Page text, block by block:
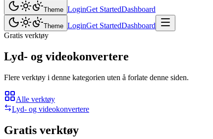
Theme LoginGet StartedDashboard
Theme LoginGet StartedDashboard
Gratis verktøy
Lyd- og videokonvertere
Flere verktøy i denne kategorien uten å forlate denne siden.
Alle verktøy
Lyd- og videokonvertere
Gratis verktøy